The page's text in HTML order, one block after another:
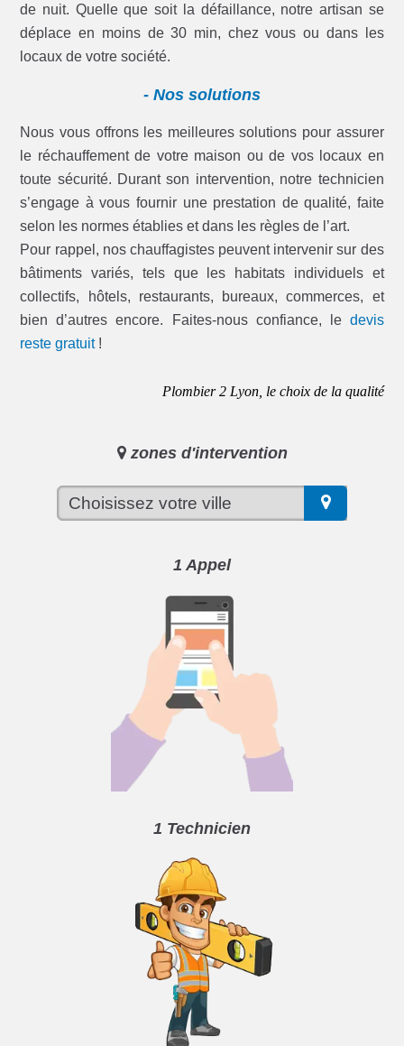
de nuit. Quelle que soit la défaillance, notre artisan se
déplace en moins de 30 min, chez vous ou dans les
locaux de votre société.
- Nos solutions
Nous vous offrons les meilleures solutions pour assurer
le réchauffement de votre maison ou de vos locaux en
toute sécurité. Durant son intervention, notre technicien
s’engage à vous fournir une prestation de qualité, faite
selon les normes établies et dans les règles de l’art.
Pour rappel, nos chauffagistes peuvent intervenir sur des
bâtiments variés, tels que les habitats individuels et
collectifs, hôtels, restaurants, bureaux, commerces, et
bien d’autres encore. Faites-nous confiance, le devis
reste gratuit!
Plombier 2 Lyon, le choix de la qualité
zones d'intervention
1 Appel
1 Technicien